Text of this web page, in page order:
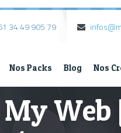
34 49 905 79
Nos Packs Blog Nos
Web